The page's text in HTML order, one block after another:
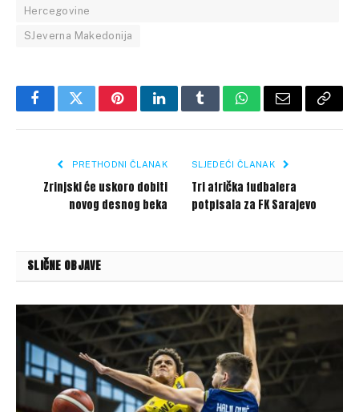
Hercegovine
SJeverna Makedonija
FacebookTwitterPinterestLinkedInTumblrWhatsApp
Email Copy
PRETHODNI ČLANAK
Zrinjski će uskoro dobiti
novog desnog beka
SLJEDEĆI ČLANAK
Tri afrička fudbalera
potpisala za FK Sarajevo
SLIČNE OBJAVE